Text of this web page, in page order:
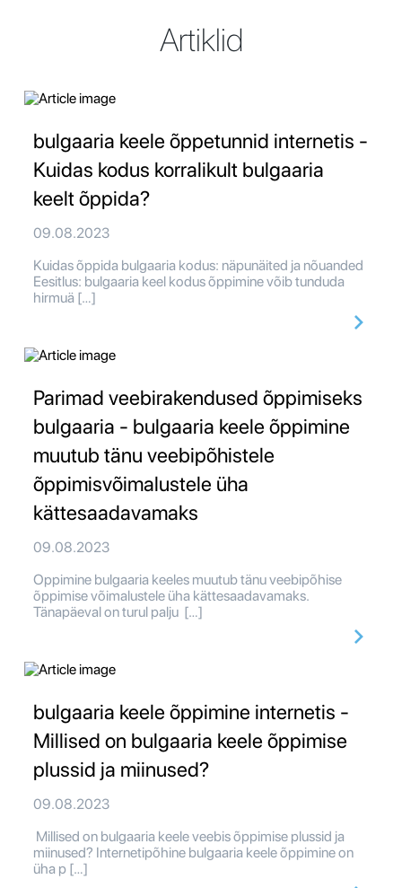
Artiklid
bulgaaria keele õppetunnid internetis -
Kuidas kodus korralikult bulgaaria
keelt õppida?
09.08.2023
Kuidas õppida bulgaaria kodus: näpunäited ja nõuanded
Eesitlus: bulgaaria keel kodus õppimine võib tunduda
hirmuä […]
Parimad veebirakendused õppimiseks
bulgaaria - bulgaaria keele õppimine
muutub tänu veebipõhistele
õppimisvõimalustele üha
kättesaadavamaks
09.08.2023
Oppimine bulgaaria keeles muutub tänu veebipõhise
õppimise võimalustele üha kättesaadavamaks.
Tänapäeval on turul palju […]
bulgaaria keele õppimine internetis -
Millised on bulgaaria keele õppimise
plussid ja miinused?
09.08.2023
Millised on bulgaaria keele veebis õppimise plussid ja
miinused? Internetipõhine bulgaaria keele õppimine on
üha p […]